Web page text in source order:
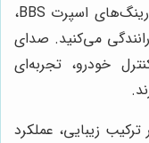
تصور کنید که با خودروی مجهز به رینگ‌های اسپرت BBS،
می‌کنید. صدای
خودرو، تجربه‌ای
زیبایی، عملکرد